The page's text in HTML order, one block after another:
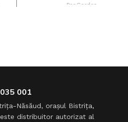
ProGarden
001
Năsăud, oraşul Bistriţa,
este distribuitor autorizat al